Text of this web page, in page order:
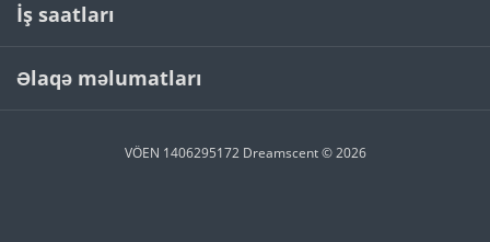
İş saatları
Əlaqə məlumatları
VÖEN 1406295172 Dreamscent © 2026